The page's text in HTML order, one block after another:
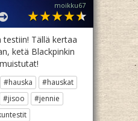
moikku67
Tällä kertaa
ketä Blackpinkin
#hauska
#hauskat
#jisoo
#jennie